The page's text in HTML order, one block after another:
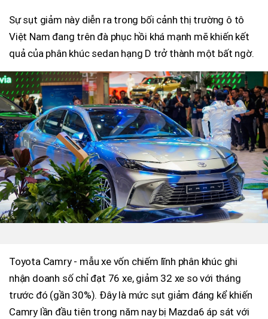
Sự sụt giảm này diễn ra trong bối cảnh thị trường ô tô
Việt Nam đang trên đà phục hồi khá mạnh mẽ khiến kết
quả của phân khúc sedan hạng D trở thành một bất ngờ.
Toyota Camry - mẫu xe vốn chiếm lĩnh phân khúc ghi
nhận doanh số chỉ đạt 76 xe, giảm 32 xe so với tháng
trước đó (gần 30%). Đây là mức sụt giảm đáng kể khiến
Camry lần đầu tiên trong năm nay bị Mazda6 áp sát với